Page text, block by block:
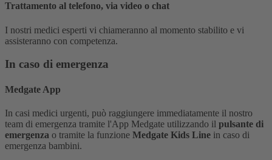
Trattamento al telefono, via video o chat
I nostri medici esperti vi chiameranno al momento stabilito e vi
assisteranno con competenza.
In caso di emergenza
Medgate App
In casi medici urgenti, può raggiungere immediatamente il nostro
team di emergenza tramite l'App Medgate utilizzando il pulsante di
emergenza o tramite la funzione Medgate Kids Line in caso di
emergenza bambini.